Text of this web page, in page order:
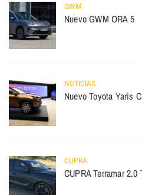
GWM
Nuevo GWM ORA 5
NOTICIAS
Nuevo Toyota Yaris
CUPRA
CUPRA Terramar